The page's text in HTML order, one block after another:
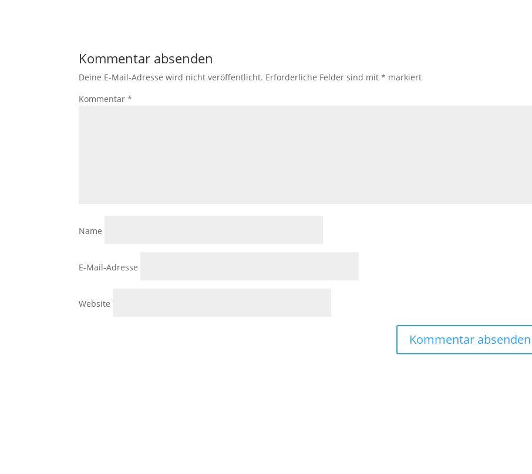
Kommentar absenden
Deine E-Mail-Adresse wird nicht veröffentlicht. Erforderliche Felder sind mit* markiert
Kommentar*
Name
E-Mail-Adresse
Website